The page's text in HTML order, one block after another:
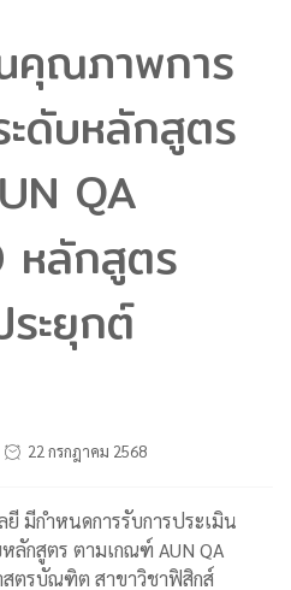
คุณภาพการ
ดับหลักสูตร
QA
หลักสูตร
ะยุกต์
22 กรกฎาคม 2568
มีกำหนดการรับการประเมิน
กสูตร ตามเกณฑ์ AUN QA
สตรบัณฑิต สาขาวิชาฟิสิกส์